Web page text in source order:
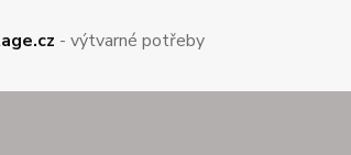
- výtvarné potřeby